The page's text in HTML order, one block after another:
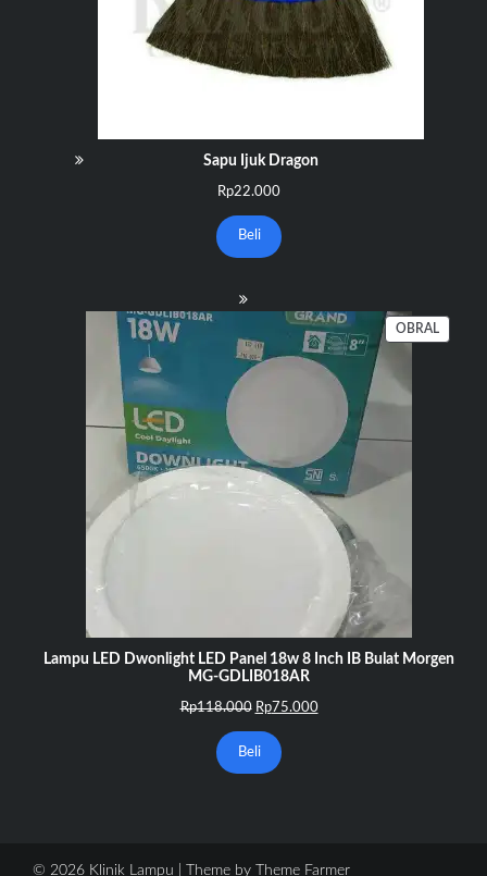
Sapu Ijuk Dragon
Rp22.000
Beli
OBRAL
Lampu LED Dwonlight LED Panel 18w 8 Inch IB Bulat Morgen
MG-GDLIB018AR
Rp118.000 Harga
adalah:
Rp118.000.
Rp75.000Harga
Beli
© 2026 Klinik Lampu | Theme by Theme Farmer